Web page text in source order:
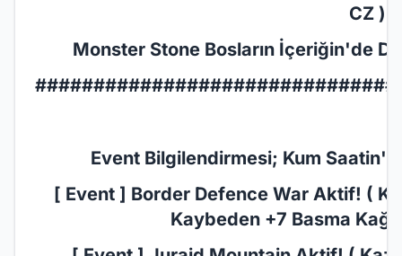
CZ )
Monster Stone Bosların İçeriğin'de
Event Bilgilendirmesi; Kum
[ Event ] Border Defence War Aktif! (
Kaybeden +7 Basma